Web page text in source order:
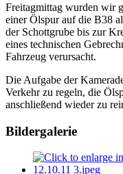
Freitagmittag wurden wir
einer Ölspur auf die B38
der Schottgrube bis zur
eines technischen
Fahrzeug verursacht.
Die Aufgabe der
Verkehr zu regeln, die
anschließend wieder zu
Bildergalerie